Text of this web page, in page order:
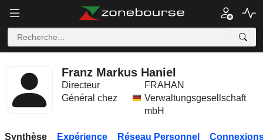
Franz Markus Haniel
Directeur
Général chez
FRAHAN
Verwaltungsgesellschaft
mbH
Synthèse Expérience Réseau Personnel